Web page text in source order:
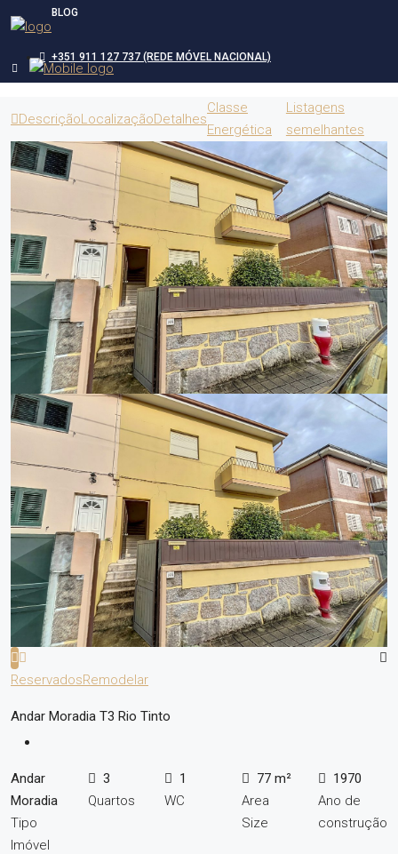
BLOG
+351 911 127 737 (REDE MÓVEL NACIONAL)
DescriçãoLocalizaçãoDetalhes
Classe
Energética
Listagens
semelhantes
ReservadosRemodelar
Andar Moradia T3 Rio Tinto
Andar
Moradia
Tipo
Imóvel
3
Quartos
1
WC
77 m²
Area
Size
1970
Ano de
construção